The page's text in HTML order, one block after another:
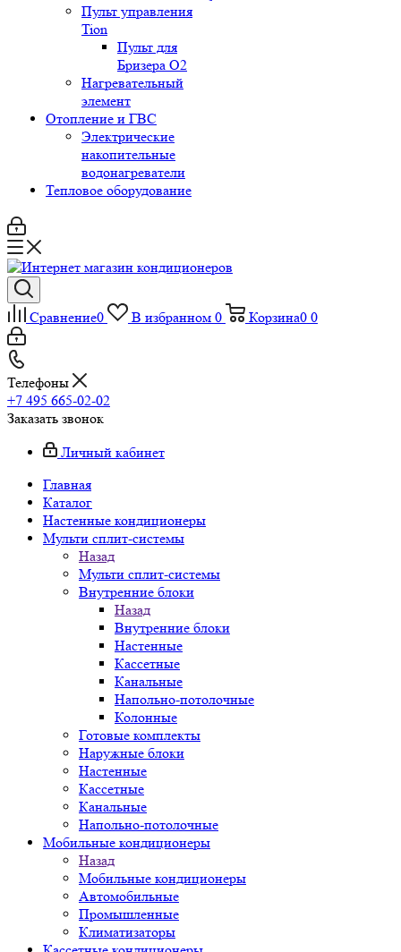
Пульт управления
Tion
Пульт для
Бризера O2
Нагревательный
элемент
Отопление и ГВС
Электрические
накопительные
водонагреватели
Тепловое оборудование
Сравнение0 В избранном 0 Корзина0 0
Телефоны
+7 495 665-02-02
Заказать звонок
Личный кабинет
Главная
Каталог
Настенные кондиционеры
Мульти сплит-системы
Назад
Мульти сплит-системы
Внутренние блоки
Назад
Внутренние блоки
Настенные
Кассетные
Канальные
Напольно-потолочные
Колонные
Готовые комплекты
Наружные блоки
Настенные
Кассетные
Канальные
Напольно-потолочные
Мобильные кондиционеры
Назад
Мобильные кондиционеры
Автомобильные
Промышленные
Климатизаторы